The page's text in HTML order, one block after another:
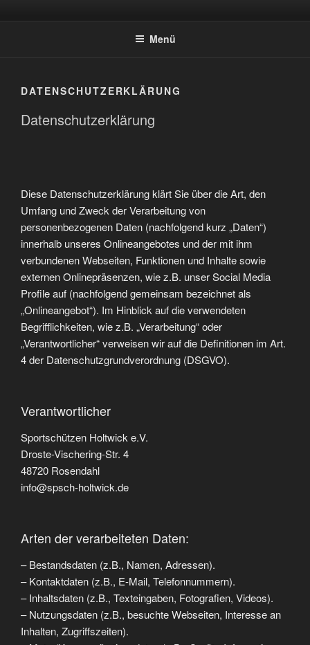
InhaltSPORTSCHÜTZEN HOLTWICK
Menü
DATENSCHUTZERKLÄRUNG
Datenschutzerklärung
Diese Datenschutzerklärung klärt Sie über die Art, den
Umfang und Zweck der Verarbeitung von
personenbezogenen Daten (nachfolgend kurz „Daten“)
innerhalb unseres Onlineangebotes und der mit ihm
verbundenen Webseiten, Funktionen und Inhalte sowie
externen Onlinepräsenzen, wie z.B. unser Social Media
Profile auf (nachfolgend gemeinsam bezeichnet als
„Onlineangebot“). Im Hinblick auf die verwendeten
Begrifflichkeiten, wie z.B. „Verarbeitung“ oder
„Verantwortlicher“ verweisen wir auf die Definitionen im Art.
4 der Datenschutzgrundverordnung (DSGVO).
Verantwortlicher
Sportschützen Holtwick e.V.
Droste-Vischering-Str. 4
48720 Rosendahl
info@spsch-holtwick.de
Arten der verarbeiteten Daten:
– Bestandsdaten (z.B., Namen, Adressen).
– Kontaktdaten (z.B., E-Mail, Telefonnummern).
– Inhaltsdaten (z.B., Texteingaben, Fotografien, Videos).
– Nutzungsdaten (z.B., besuchte Webseiten, Interesse an
Inhalten, Zugriffszeiten).